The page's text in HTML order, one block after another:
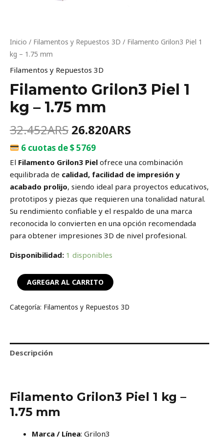
Inicio / Filamentos y Repuestos 3D / Filamento Grilon3 Piel 1
kg – 1.75 mm
Filamentos y Repuestos 3D
Filamento Grilon3 Piel 1
kg – 1.75 mm
32.452ARS 26.820ARS
6 cuotas de $ 5769
El Filamento Grilon3 Piel ofrece una combinación
equilibrada de calidad, facilidad de impresión y
acabado prolijo, siendo ideal para proyectos educativos,
prototipos y piezas que requieren una tonalidad natural.
Su rendimiento confiable y el respaldo de una marca
reconocida lo convierten en una opción recomendada
para obtener impresiones 3D de nivel profesional.
Disponibilidad: 1 disponibles
AGREGAR AL CARRITO
Categoría: Filamentos y Repuestos 3D
Descripción
Filamento Grilon3 Piel 1 kg –
1.75 mm
Marca / Línea: Grilon3